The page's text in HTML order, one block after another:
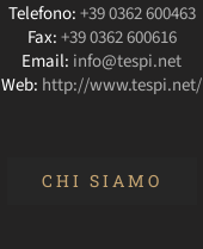
Telefono:+39 0362 600463
Fax:+39 0362 600616
Email: info@tespi.net
Web: http://www.tespi.net/
CHI SIAMO